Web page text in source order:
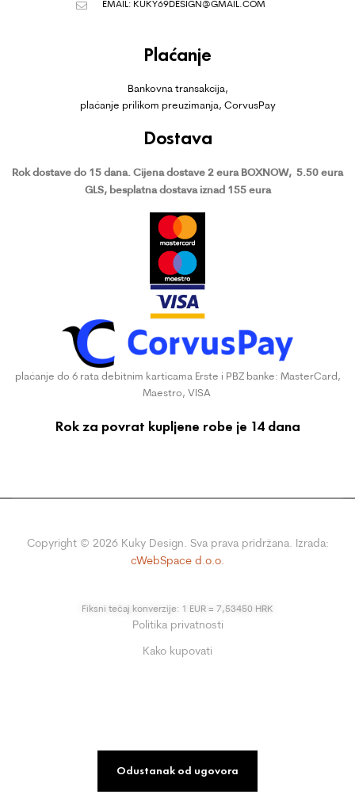
EMAIL: KUKY69DESIGN@GMAIL.COM
Plaćanje
Bankovna transakcija,
plaćanje prilikom preuzimanja, CorvusPay
Dostava
Rok dostave do 15 dana. Cijena dostave 2 eura BOXNOW, 5.50 eura
GLS, besplatna dostava iznad 155 eura
plaćanje do 6 rata debitnim karticama Erste i PBZ banke: MasterCard,
Maestro, VISA
Rok za povrat kupljene robe je 14 dana
Copyright © 2026Kuky Design. Sva prava pridržana. Izrada:
cWebSpace d.o.o.
Fiksni tečaj konverzije: 1 EUR = 7,53450 HRK
Politika privatnosti
Kako kupovati
Odustanak od ugovora